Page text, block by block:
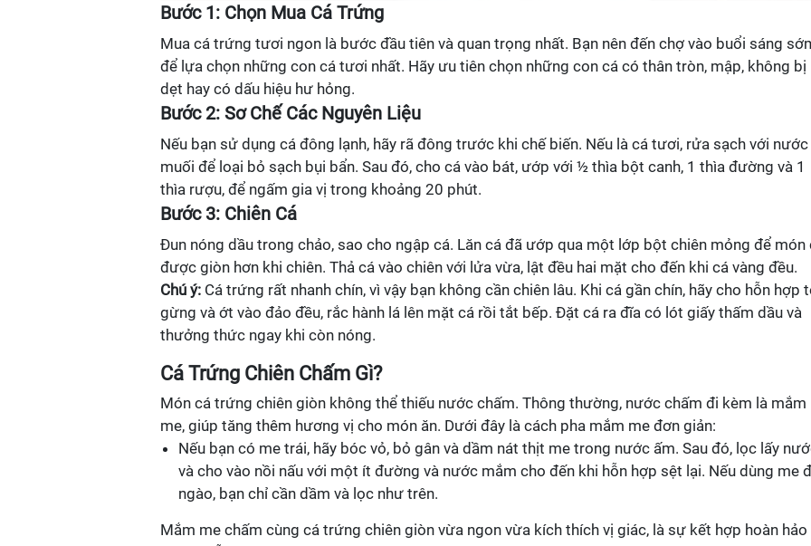
Bước 1: Chọn Mua Cá Trứng
Mua cá trứng tươi ngon là bước đầu tiên và quan trọng nhất. Bạn nên đến chợ vào buổi sáng
để lựa chọn những con cá tươi nhất. Hãy ưu tiên chọn những con cá có thân tròn, mập, không bị
dẹt hay có dấu hiệu hư hỏng.
Bước 2: Sơ Chế Các Nguyên Liệu
Nếu bạn sử dụng cá đông lạnh, hãy rã đông trước khi chế biến. Nếu là cá tươi, rửa sạch với nước
muối để loại bỏ sạch bụi bẩn. Sau đó, cho cá vào bát, ướp với ½ thìa bột canh, 1 thìa đường và 1
thìa rượu, để ngấm gia vị trong khoảng 20 phút.
Bước 3: Chiên Cá
Đun nóng dầu trong chảo, sao cho ngập cá. Lăn cá đã ướp qua một lớp bột chiên mỏng để món
được giòn hơn khi chiên. Thả cá vào chiên với lửa vừa, lật đều hai mặt cho đến khi cá vàng đều.
Chú ý: Cá trứng rất nhanh chín, vì vậy bạn không cần chiên lâu. Khi cá gần chín, hãy cho hỗn hợp
gừng và ớt vào đảo đều, rắc hành lá lên mặt cá rồi tắt bếp. Đặt cá ra đĩa có lót giấy thấm dầu và
thưởng thức ngay khi còn nóng.
Cá Trứng Chiên Chấm Gì?
Món cá trứng chiên giòn không thể thiếu nước chấm. Thông thường, nước chấm đi kèm là mắm
me, giúp tăng thêm hương vị cho món ăn. Dưới đây là cách pha mắm me đơn giản:
Nếu bạn có me trái, hãy bóc vỏ, bỏ gân và dầm nát thịt me trong nước ấm. Sau đó, lọc lấy
và cho vào nồi nấu với một ít đường và nước mắm cho đến khi hỗn hợp sệt lại. Nếu dùng me
ngào, bạn chỉ cần dầm và lọc như trên.
Mắm me chấm cùng cá trứng chiên giòn vừa ngon vừa kích thích vị giác, là sự kết hợp hoàn hảo